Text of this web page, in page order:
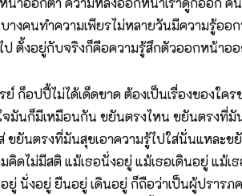
งคนทำความเพียรไม่หลายวันมีความรู้อ
ป ตั้งอยู่กับจริงก็คือความรู้สึกตัวออกหน้าอ
ปี้ไม่ได้เด็ดขาด ต้องเป็นเรื่องของใครข
มันก็มีเหมือนกัน ขยันตรงไหน ขยันตรงที่
ยันตรงที่มันสุขเอาความรู้ไปใส่นั่นแหละ
ไม่มีสติ แม้เธอนั่งอยู่ แม้เธอเดินอยู่ แม้เ
นั่งอยู่ ยืนอยู่ เดินอยู่ ก็ถือว่าเป็นผู้ปราร